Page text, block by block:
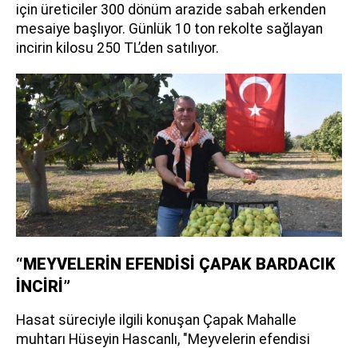
için üreticiler 300 dönüm arazide sabah erkenden
mesaiye başlıyor. Günlük 10 ton rekolte sağlayan
incirin kilosu 250 TL’den satılıyor.
“MEYVELERİN EFENDİSİ ÇAPAK BARDACIK
İNCİRİ”
Hasat süreciyle ilgili konuşan Çapak Mahalle
muhtarı Hüseyin Hascanlı, "Meyvelerin efendisi